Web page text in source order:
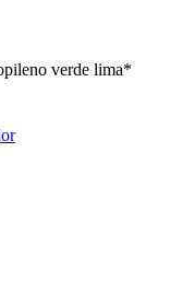
verde lima*